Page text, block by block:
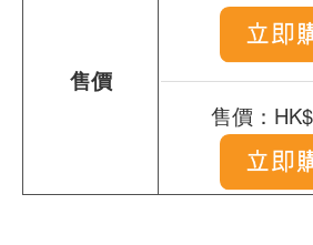
售價
售價：